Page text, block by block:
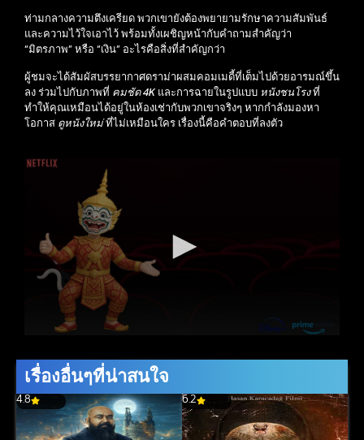
ท่ามกลางความตึงเครียด พวกเขายังต้องพยายามรักษาความสัมพันธ์
และความไว้ใจเอาไว้ พร้อมทั้งเผชิญหน้ากับคำถามสำคัญว่า
“มิตรภาพ” หรือ “เงิน” อะไรคือสิ่งที่สำคัญกว่า
ผู้ชมจะได้สัมผัสบรรยากาศดราม่าผสมคอมเมดี้ที่เต็มไปด้วยอารมณ์ขึ้น
ลง ร่วมไปกับภาพที่ คมชัด 4Kและการฉายในรูปแบบ หนังชนโรงที่
ทำให้คุณเหมือนได้อยู่ในห้องเช่ากับพวกเขาจริงๆ หากกำลังมองหา
โอกาส ดูหนังใหม่ที่ไม่เหมือนใคร เรื่องนี้คือคำตอบที่ลงตัว
เรื่องอื่นๆที่น่าสนใจ
4.8 6.2